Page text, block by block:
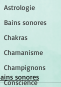
Astrologie
Bains sonores
Chakras
Chamanisme
Champignons
Conscience
sonores